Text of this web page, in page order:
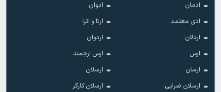
ادمان
ادوان
ادی معتمد
ارتا و اترا
اردلان
اردوان
ارس
ارس ارجمند
ارسان
ارسلان
ارسلان ضرابی
ارسلان کارگر